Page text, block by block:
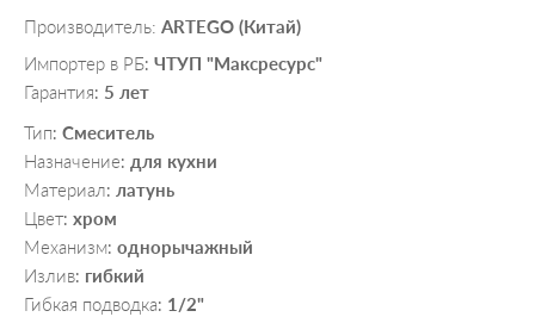
Производитель: ARTEGO (Китай)
Импортер в РБ: ЧТУП "Максресурс"
Гарантия: 5 лет
Тип: Смеситель
Назначение: для кухни
Материал: латунь
Цвет: хром
Механизм: однорычажный
Излив: гибкий
Гибкая подводка: 1/2"